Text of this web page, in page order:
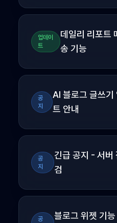
업데이
트
데일리 리포트
송 기능
공
지
AI 블로그 글쓰기
트 안내
공
지
긴급 공지 - 서버
검
공
블로그 위젯 기능